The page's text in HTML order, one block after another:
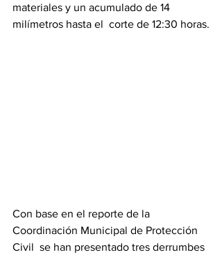
materiales y un acumulado de 14
milímetros hasta el  corte de 12:30 horas.
Con base en el reporte de la
Coordinación Municipal de Protección
Civil  se han presentado tres derrumbes